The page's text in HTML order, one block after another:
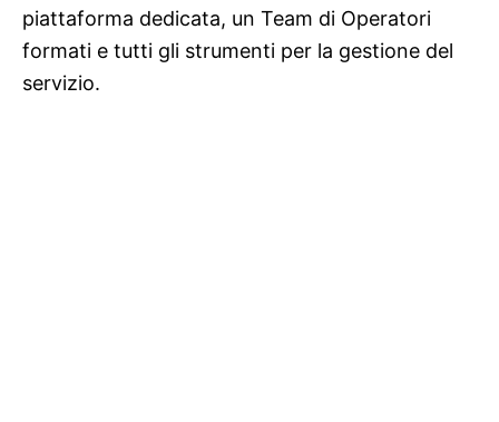
piattaforma dedicata, un Team di Operatori
formati e tutti gli strumenti per la gestione del
servizio.